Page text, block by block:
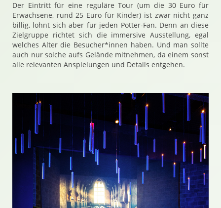
Der Eintritt für eine reguläre Tour (um die 30 Euro für
Erwachsene, rund 25 Euro für Kinder) ist zwar nicht ganz
billig, lohnt sich aber für jeden Potter-Fan. Denn an diese
Zielgruppe richtet sich die immersive Ausstellung, egal
welches Alter die Besucher*innen haben. Und man sollte
auch nur solche aufs Gelände mitnehmen, da einem sonst
alle relevanten Anspielungen und Details entgehen.